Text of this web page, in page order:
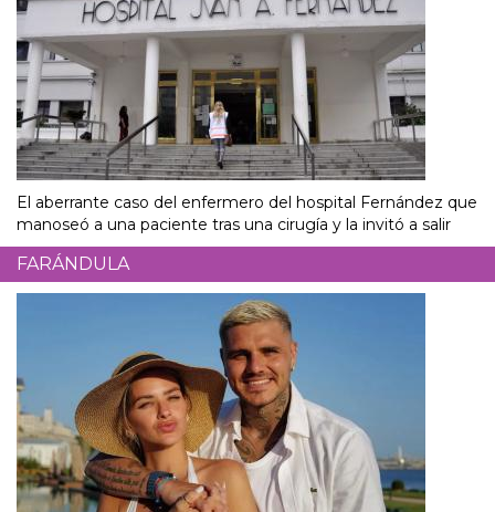
El aberrante caso del enfermero del hospital Fernández que
manoseó a una paciente tras una cirugía y la invitó a salir
FARÁNDULA